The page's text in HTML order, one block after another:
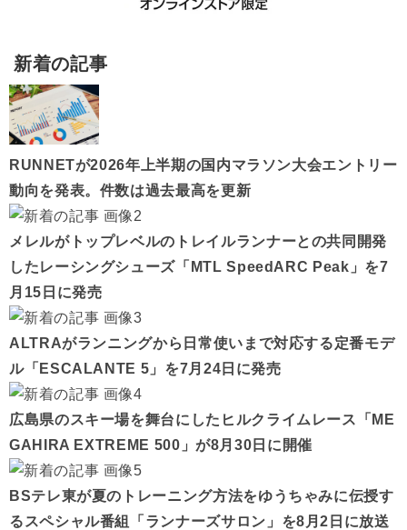
新着の記事
RUNNETが2026年上半期の国内マラソン大会エントリー
動向を発表。件数は過去最高を更新
メレルがトップレベルのトレイルランナーとの共同開発
したレーシングシューズ「MTL SpeedARC Peak」を7
月15日に発売
ALTRAがランニングから日常使いまで対応する定番モデ
ル「ESCALANTE 5」を7月24日に発売
広島県のスキー場を舞台にしたヒルクライムレース「ME
GAHIRA EXTREME 500」が8月30日に開催
BSテレ東が夏のトレーニング方法をゆうちゃみに伝授す
るスペシャル番組「ランナーズサロン」を8月2日に放送